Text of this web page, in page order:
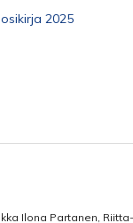
2025
Ilona Partanen,